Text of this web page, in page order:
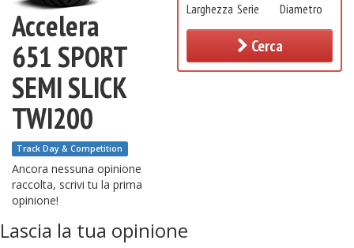
Accelera
651 SPORT
SEMI SLICK
TWI200
Track Day & Competition
Ancora nessuna opinione
raccolta, scrivi tu la prima
opinione!
Larghezza Serie Diametro
Cerca
Lascia la tua opinione